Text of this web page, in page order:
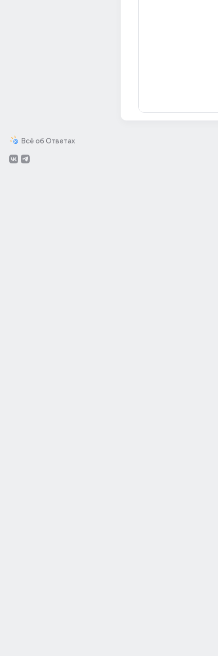
Всё об Ответах